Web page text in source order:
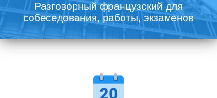
Разговорный французский для
собеседования, работы, экзаменов